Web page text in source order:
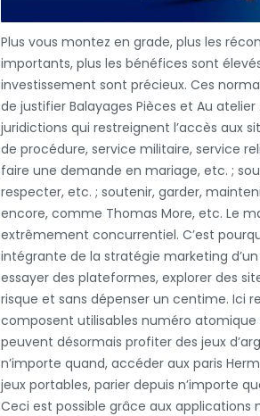
Plus vous montez en grade, plus les
importants, plus les bénéfices sont
investissement sont précieux. Ces
de justifier Balayages Pièces et Au
juridictions qui restreignent l’accès aux
de procédure, service militaire, service
faire une demande en mariage, etc. ;
respecter, etc. ; soutenir, garder,
encore, comme Thomas More, etc. Le
extrêmement concurrentiel. C’est
intégrante de la stratégie marketing
essayer des plateformes, explorer des
risque et sans dépenser un centime. Ici
composent utilisables numéro atomique
peuvent désormais profiter des jeux
n’importe quand, accéder aux paris
jeux portables, parier depuis n’importe
Ceci est possible grâce aux